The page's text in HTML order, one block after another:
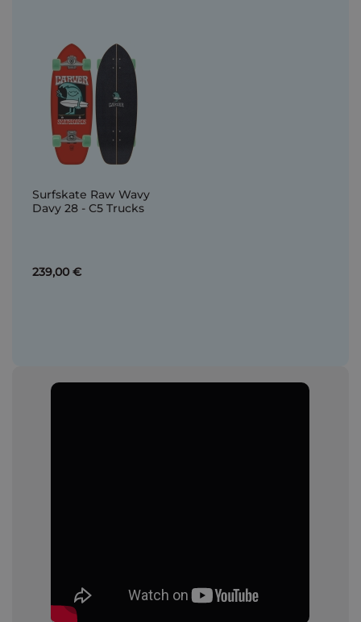
Surfskate Raw Wavy
Davy 28 - C5 Trucks
239,00 €